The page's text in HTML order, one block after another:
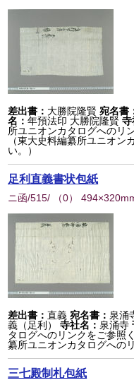
差出書： 大勝院隆賢 宛名書
名：年預法印 大勝院隆賢 寺
所ユニオンカタログへのリ
（東大史料編纂所ユニオン
い。）
足利直義書状包紙
ニ函/515/ （0）
差出書：直義 宛名書： 泉涌
義（足利）
寺社名： 泉涌寺
タログへのリンクをご参照
纂所ユニオンカタログへの
三七殿制札包紙